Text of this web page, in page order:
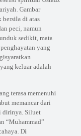
Gambar
bersila di atas
peci, namun
sedikit, mata
yang
keluar adalah
terasa memenuhi
memancar dari
dirinya. Siluet
“Muhammad”
Di